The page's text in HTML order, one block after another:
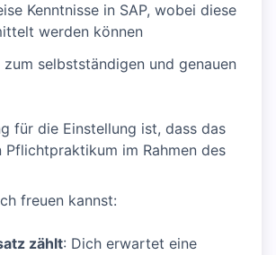
Kenntnisse in SAP, wobei diese
werden können
zum selbstständigen und genauen
für die Einstellung ist, dass das
Pflichtpraktikum im Rahmen des
freuen kannst:
zählt: Dich erwartet eine